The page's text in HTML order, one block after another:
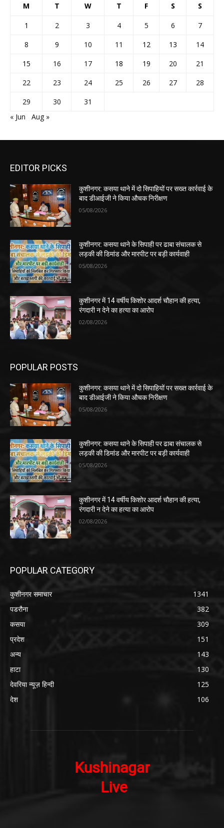
M T W T F S S
1 2 3 4 5 6
7
8
9 10 11 12 13
14
15
16 17 18 19 20
21
22
23 24 25 26 27
28
29
30
31
« Jun
Aug »
EDITOR PICKS
कुशीनगर: कसया थाने में दो सिपाहियों पर सख्त कार्रवाई के
बाद डीआईजी ने किया औचक निरीक्षण
05/08/2026
कुशीनगर: कसया थाने के सिपाही पर ढाबा संचालक से
लड़की की डिमांड और मारपीट पर बड़ी कार्यवाही
05/08/2026
कुशीनगर में 14 वर्षीय किशोर आदर्श चौहान की हत्या,
रंगदारी न देने का हत्या का आरोप
02/08/2026
POPULAR POSTS
कुशीनगर: कसया थाने में दो सिपाहियों पर सख्त कार्रवाई के
बाद डीआईजी ने किया औचक निरीक्षण
05/08/2026
कुशीनगर: कसया थाने के सिपाही पर ढाबा संचालक से
लड़की की डिमांड और मारपीट पर बड़ी कार्यवाही
05/08/2026
कुशीनगर में 14 वर्षीय किशोर आदर्श चौहान की हत्या,
रंगदारी न देने का हत्या का आरोप
02/08/2026
POPULAR CATEGORY
कुशीनगर समाचार
1341
पडरौना
382
कसया
309
प्रदेश
151
अन्य
143
हाटा
130
देवरिया न्यूज़ हिन्दी
125
देश
106